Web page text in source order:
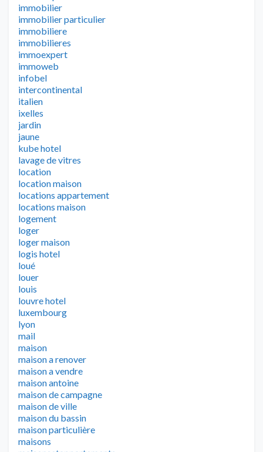
immobilier
immobilier particulier
immobiliere
immobilieres
immoexpert
immoweb
infobel
intercontinental
italien
ixelles
jardin
jaune
kube hotel
lavage de vitres
location
location maison
locations appartement
locations maison
logement
loger
loger maison
logis hotel
loué
louer
louis
louvre hotel
luxembourg
lyon
mail
maison
maison a renover
maison a vendre
maison antoine
maison de campagne
maison de ville
maison du bassin
maison particulière
maisons